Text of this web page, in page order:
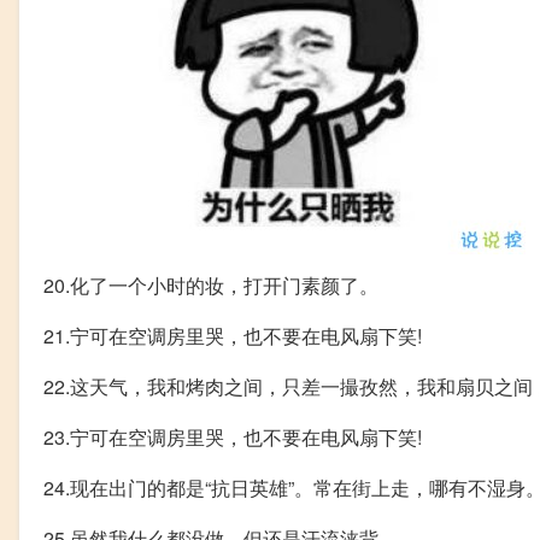
20.化了一个小时的妆，打开门素颜了。
21.宁可在空调房里哭，也不要在电风扇下笑!
22.这天气，我和烤肉之间，只差一撮孜然，我和扇贝之间
23.宁可在空调房里哭，也不要在电风扇下笑!
24.现在出门的都是“抗日英雄”。常在街上走，哪有不湿身。